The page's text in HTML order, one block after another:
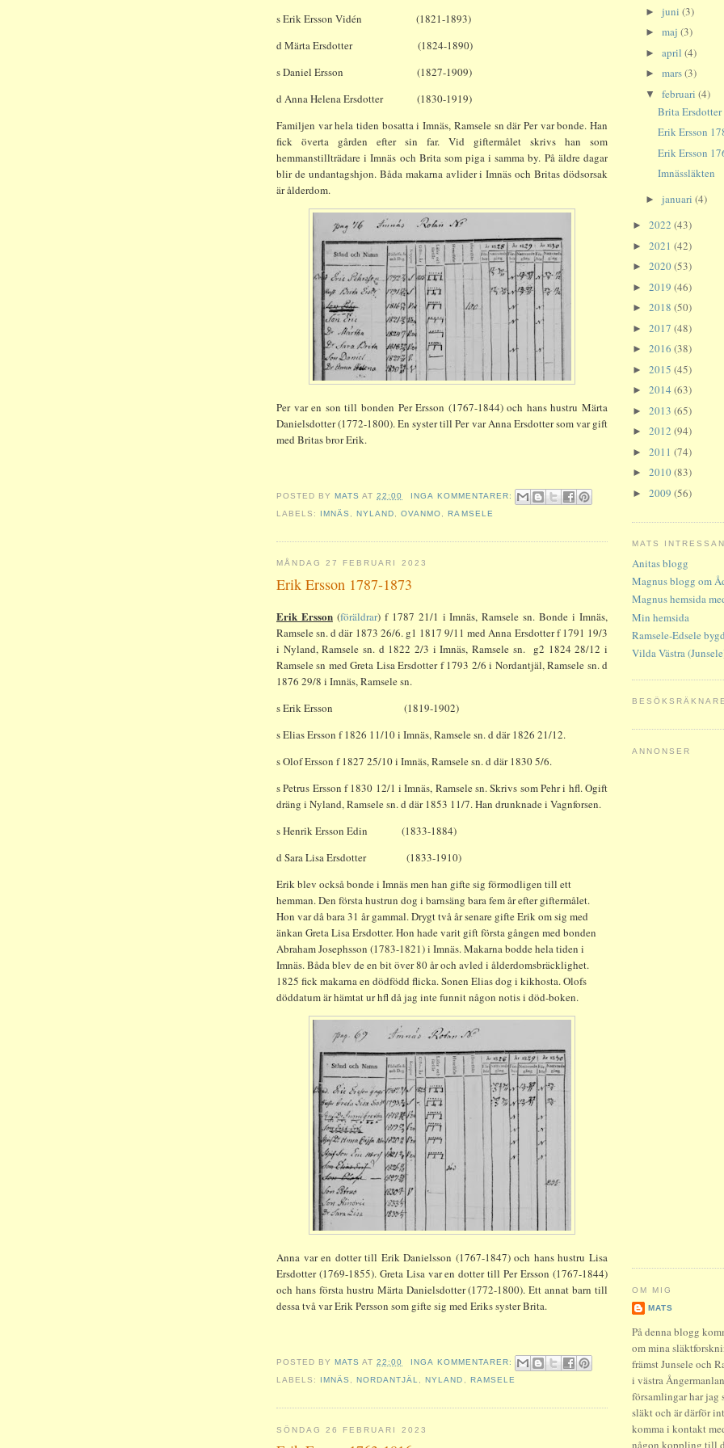
s Erik Ersson Vidén
(1821-1893)
d Märta Ersdotter
(1824-1890)
s Daniel Ersson
(1827-1909)
d Anna Helena Ersdotter
(1830-1919)
Familjen var hela tiden bosatta i Imnäs, Ramsele sn där Per var bonde. Han
fick överta gården efter sin far. Vid giftermålet skrivs han som
hemmanstillträdare i Imnäs och Brita som piga i samma by. På äldre dagar
blir de undantagshjon. Båda makarna avlider i Imnäs och Britas dödsorsak
är ålderdom.
Per var en son till bonden Per Ersson (1767-1844) och hans hustru Märta
Danielsdotter (1772-1800). En syster till Per var Anna Ersdotter som var gift
med Britas bror Erik.
POSTED BYMATS AT22:00
INGA KOMMENTARER:
LABELS: IMNÄS ,NYLAND ,OVANMO ,RAMSELE
MÅNDAG 27 FEBRUARI 2023
Erik Ersson 1787-1873
Erik Ersson(föräldrar) f 1787 21/1 i Imnäs, Ramsele sn. Bonde i Imnäs,
Ramsele sn. d där 1873 26/6. g1 1817 9/11 med Anna Ersdotter f 1791 19/3
i Nyland, Ramsele sn. d 1822 2/3 i Imnäs, Ramsele sn. g2 1824 28/12 i
Ramsele sn med Greta Lisa Ersdotter f 1793 2/6 i Nordantjäl, Ramsele sn. d
1876 29/8 i Imnäs, Ramsele sn.
s Erik Ersson (1819-1902)
s Elias Ersson f 1826 11/10 i Imnäs, Ramsele sn. d där 1826 21/12.
s Olof Ersson f 1827 25/10 i Imnäs, Ramsele sn. d där 1830 5/6.
s Petrus Ersson f 1830 12/1 i Imnäs, Ramsele sn.Skrivs som Pehr i hfl. Ogift
dräng i Nyland, Ramsele sn. d där 1853 11/7. Han drunknade i Vagnforsen.
s Henrik Ersson Edin (1833-1884)
d Sara Lisa Ersdotter (1833-1910)
Erik blev också bonde i Imnäs men han gifte sig förmodligen till ett
hemman. Den första hustrun dog i barnsäng bara fem år efter giftermålet.
Hon var då bara 31 år gammal. Drygt två år senare gifte Erik om sig med
änkan Greta Lisa Ersdotter. Hon hade varit gift första gången med bonden
Abraham Josephsson (1783-1821) i Imnäs. Makarna bodde hela tiden i
Imnäs. Båda blev de en bit över 80 år och avled i ålderdomsbräcklighet.
1825 fick makarna en dödfödd flicka. Sonen Elias dog i kikhosta. Olofs
döddatum är hämtat ur hfl då jag inte funnit någon notis i död-boken.
Anna var en dotter till Erik Danielsson (1767-1847) och hans hustru Lisa
Ersdotter (1769-1855). Greta Lisa var en dotter till Per Ersson (1767-1844)
och hans första hustru Märta Danielsdotter (1772-1800). Ett annat barn till
dessa två var Erik Persson som gifte sig med Eriks syster Brita.
POSTED BYMATS AT22:00
INGA KOMMENTARER:
LABELS: IMNÄS ,NORDANTJÄL ,NYLAND RAMSELE
SÖNDAG 26 FEBRUARI 2023
► juni (3)
► maj (3)
► april (4)
► mars(3)
▼ februari (4)
Brita
Erik Ersson
Erik Ersson
Imnässläkten
► januari (4)
► 2022 (43)
► 2021 (42)
► 2020(53)
► 2019 (46)
► 2018 (50)
► 2017 (48)
► 2016 (38)
► 2015 (45)
► 2014 (63)
► 2013 (65)
► 2012 (94)
► 2011 (74)
► 2010(83)
► 2009 (56)
MATS
Anitas blogg
Magnus blogg om
Magnus hemsida
Min hemsida
Ramsele-Edsele
Vilda Västra
ANNONSER
OM MIG
MATS
På denna blogg
om mina
främst Junsele och
i västra
församlingar har jag
släkt och är därför
komma i kontakt
någon koppling till